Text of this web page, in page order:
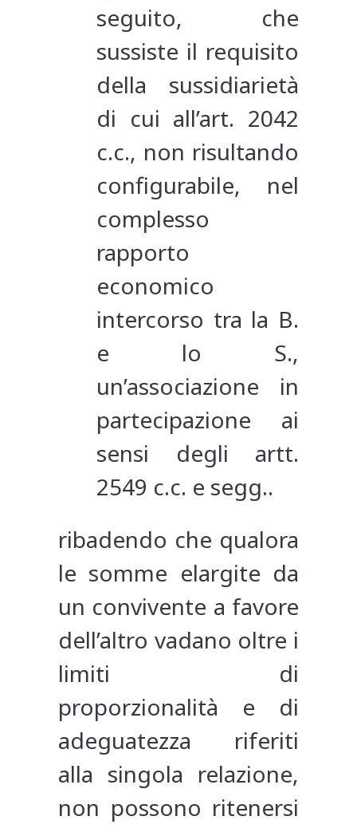
seguito, che
sussiste il requisito
della sussidiarietà
di cui all’art. 2042
c.c., non risultando
configurabile, nel
complesso
rapporto
economico
intercorso tra la B.
e lo S.,
un’associazione in
partecipazione ai
sensi degli artt.
2549 c.c. e segg..
ribadendo che qualora
le somme elargite da
un convivente a favore
dell’altro vadano oltre i
limiti di
proporzionalità e di
adeguatezza riferiti
alla singola relazione,
non possono ritenersi